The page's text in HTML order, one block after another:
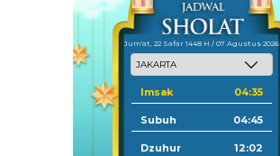
Jum'at, 22 Safar 1448 H / 07 Agustus 2026
Imsak 04:35
Subuh 04:45
Dzuhur 12:02